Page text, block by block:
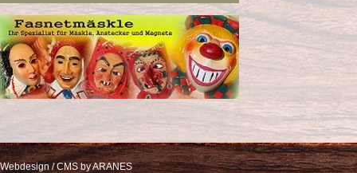
Webdesign / CMS by ARANES